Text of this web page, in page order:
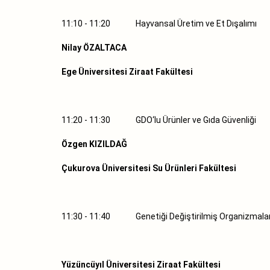
11:10 - 11:20 Hayvansal Üretim ve Et
Nilay ÖZALTACA
Ege Üniversitesi Ziraat Fakültesi
11:20 - 11:30 GDO‘lu Ürünler ve Gıda Güvenliği
Özgen KIZILDAĞ
Çukurova Üniversitesi Su Ürünleri Fakültesi
11:30 - 11:40 Genetiği Değiştirilmiş
Yüzüncüyıl Üniversitesi Ziraat Fakültesi